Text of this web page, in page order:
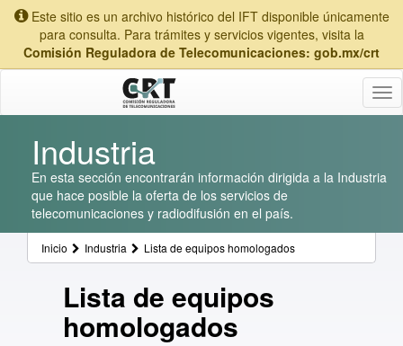
Este sitio es un archivo histórico del IFT disponible únicamente
para consulta. Para trámites y servicios vigentes, visita la
Comisión Reguladora de Telecomunicaciones: gob.mx/crt
Industria
En esta sección encontrarán información dirigida a la Industria
que hace posible la oferta de los servicios de
telecomunicaciones y radiodifusión en el país.
Inicio Industria Lista de equipos homologados
Lista de equipos
homologados